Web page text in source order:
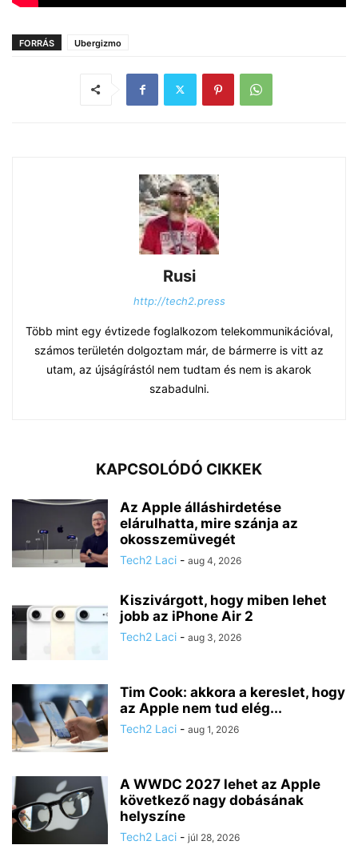
FORRÁS Ubergizmo
Rusi
http://tech2.press
Több mint egy évtizede foglalkozom telekommunikációval,
számos területén dolgoztam már, de bármerre is vitt az
utam, az újságírástól nem tudtam és nem is akarok
szabadulni.
KAPCSOLÓDÓ CIKKEK
Az Apple álláshirdetése
elárulhatta, mire szánja az
okosszemüvegét
Tech2 Laci - aug 4, 2026
Kiszivárgott, hogy miben lehet
jobb az iPhone Air 2
Tech2 Laci - aug 3, 2026
Tim Cook: akkora a kereslet, hogy
az Apple nem tud elég...
Tech2 Laci - aug 1, 2026
A WWDC 2027 lehet az Apple
következő nagy dobásának
helyszíne
Tech2 Laci - júl 28, 2026